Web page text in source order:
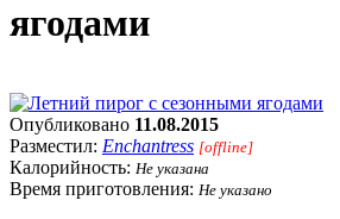
ягодами
Опубликовано 11.08.2015
Разместил: Enchantress [offline]
Калорийность: Не указана
Время приготовления: Не указано